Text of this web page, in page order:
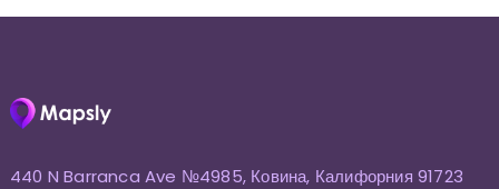
440 N Barranca Ave №4985, Ковина, Калифорния 91723